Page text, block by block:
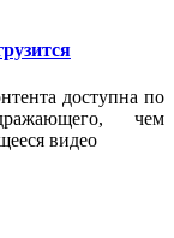
доступна по
чем
видео